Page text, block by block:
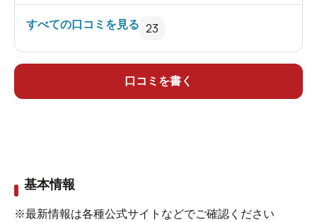
おりやたら目立つ。
私以外の客はほぼ100%60代以上の地元の方と思わ
最初その異様な雰囲気に圧倒されますが、慣れれ
すべての口コミを見る 23
口コミを書く
基本情報
※最新情報は各種公式サイトなどでご確認ください